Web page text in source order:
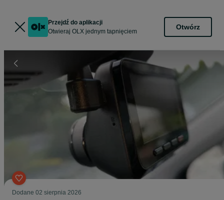
Przejdź do aplikacji
Otwieraj OLX jednym tapnięciem
Otwórz
Dodane 02 sierpnia 2026